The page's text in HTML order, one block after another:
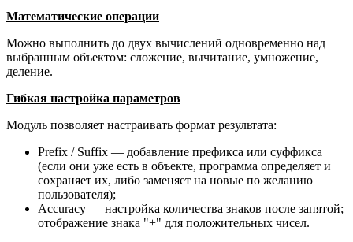
Математические операции
Можно выполнить до двух вычислений одновременно над
выбранным объектом: сложение, вычитание, умножение,
деление.
Гибкая настройка параметров
Модуль позволяет настраивать формат результата:
Prefix / Suffix — добавление префикса или суффикса
(если они уже есть в объекте, программа определяет и
сохраняет их, либо заменяет на новые по желанию
пользователя);
Accuracy — настройка количества знаков после запятой;
отображение знака "+" для положительных чисел.